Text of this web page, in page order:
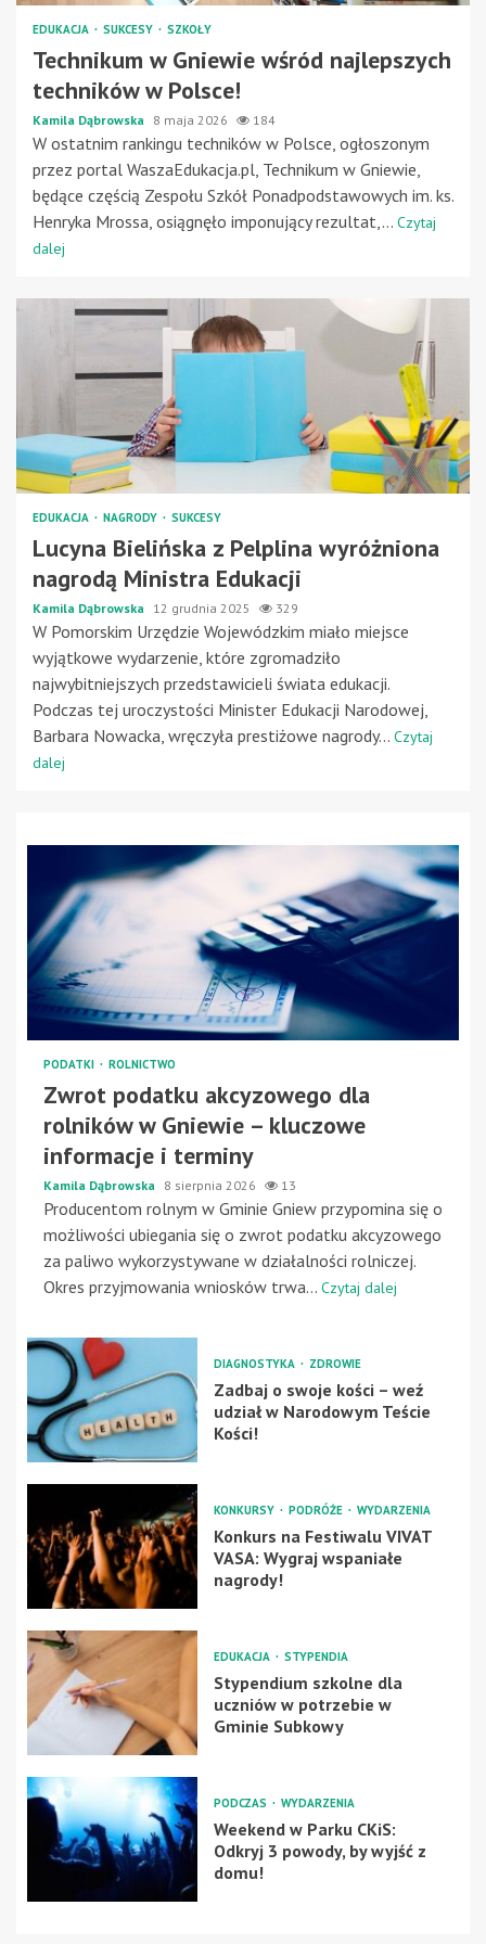
EDUKACJA SUKCESY SZKOŁY
Technikum w Gniewie wśród najlepszych
techników w Polsce!
Kamila Dąbrowska 8 maja 2026 184
W ostatnim rankingu techników w Polsce, ogłoszonym
przez portal WaszaEdukacja.pl, Technikum w Gniewie,
będące częścią Zespołu Szkół Ponadpodstawowych im. ks.
Henryka Mrossa, osiągnęło imponujący rezultat,... Czytaj
dalej
EDUKACJA NAGRODY SUKCESY
Lucyna Bielińska z Pelplina wyróżniona
nagrodą Ministra Edukacji
Kamila Dąbrowska 12 grudnia 2025 329
W Pomorskim Urzędzie Wojewódzkim miało miejsce
wyjątkowe wydarzenie, które zgromadziło
najwybitniejszych przedstawicieli świata edukacji.
Podczas tej uroczystości Minister Edukacji Narodowej,
Barbara Nowacka, wręczyła prestiżowe nagrody... Czytaj
dalej
PODATKI ROLNICTWO
Zwrot podatku akcyzowego dla
rolników w Gniewie – kluczowe
informacje i terminy
Kamila Dąbrowska 8 sierpnia 2026 13
Producentom rolnym w Gminie Gniew przypomina się o
możliwości ubiegania się o zwrot podatku akcyzowego
za paliwo wykorzystywane w działalności rolniczej.
Okres przyjmowania wniosków trwa... Czytaj dalej
DIAGNOSTYKA ZDROWIE
Zadbaj o swoje kości – weź
udział w Narodowym Teście
Kości!
KONKURSY PODRÓŻE WYDARZENIA
Konkurs na Festiwalu VIVAT
VASA: Wygraj wspaniałe
nagrody!
EDUKACJA STYPENDIA
Stypendium szkolne dla
uczniów w potrzebie w
Gminie Subkowy
PODCZAS WYDARZENIA
Weekend w Parku CKiS:
Odkryj 3 powody, by wyjść z
domu!